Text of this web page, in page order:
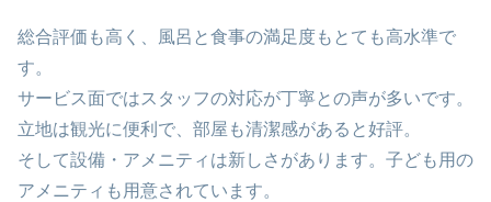
総合評価も高く、風呂と食事の満足度もとても高水準で
す。
サービス面ではスタッフの対応が丁寧との声が多いです。
立地は観光に便利で、部屋も清潔感があると好評。
そして設備・アメニティは新しさがあります。子ども用の
アメニティも用意されています。